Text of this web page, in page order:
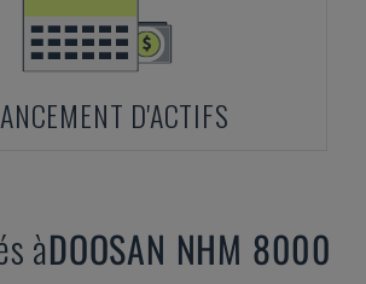
D'ACTIFS
àDOOSAN NHM 8000